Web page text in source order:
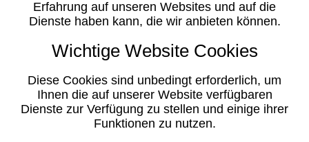
Erfahrung auf unseren Websites und auf die
Dienste haben kann, die wir anbieten können.
Wichtige Website Cookies
Diese Cookies sind unbedingt erforderlich, um
Ihnen die auf unserer Website verfügbaren
Dienste zur Verfügung zu stellen und einige ihrer
Funktionen zu nutzen.